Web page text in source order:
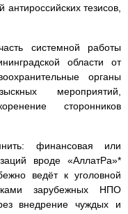
антироссийских тезисов,
системной работы
области от
органы
мероприятий,
сторонников
финансовая или
вроде «АллатРа»*
ведёт к уголовной
зарубежных НПО
внедрение чуждых и